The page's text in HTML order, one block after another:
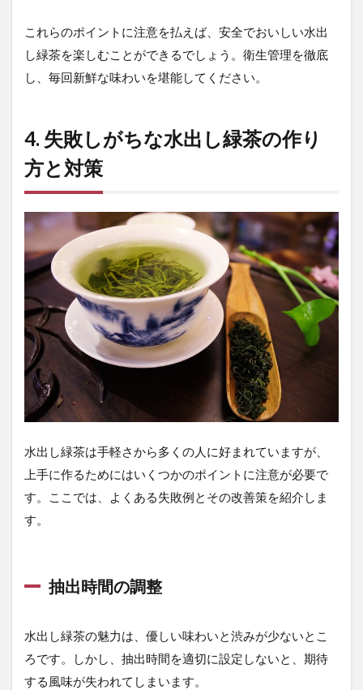
これらのポイントに注意を払えば、安全でおいしい水出
し緑茶を楽しむことができるでしょう。衛生管理を徹底
し、毎回新鮮な味わいを堪能してください。
4. 失敗しがちな水出し緑茶の作り
方と対策
水出し緑茶は手軽さから多くの人に好まれていますが、
上手に作るためにはいくつかのポイントに注意が必要で
す。ここでは、よくある失敗例とその改善策を紹介しま
す。
抽出時間の調整
水出し緑茶の魅力は、優しい味わいと渋みが少ないとこ
ろです。しかし、抽出時間を適切に設定しないと、期待
する風味が失われてしまいます。